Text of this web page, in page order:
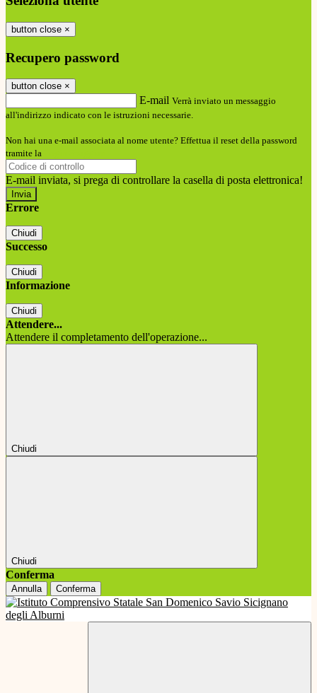
button close ×
Recupero password
button close ×
E-mail Verrà inviato un messaggio
all'indirizzo indicato con le istruzioni necessarie.
Non hai una e-mail associata al nome utente? Effettua il reset della password
tramite la
E-mail inviata, si prega di controllare la casella di posta elettronica!
Errore
Chiudi
Successo
Chiudi
Informazione
Chiudi
Attendere...
Attendere il completamento dell'operazione...
Chiudi
Chiudi
Conferma
Annulla Conferma